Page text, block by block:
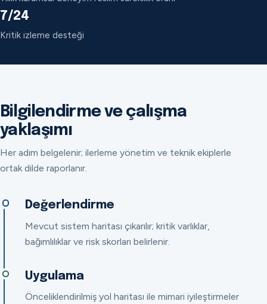
7/24
Kritik izleme desteği
Bilgilendirme ve çalışma
yaklaşımı
Her adım belgelenir; ilerleme yönetim ve teknik ekiplerle
ortak dilde raporlanır.
Değerlendirme
Mevcut sistem haritası çıkarılır; kritik varlıklar,
bağımlılıklar ve risk skorları belirlenir.
Uygulama
Önceliklendirilmiş yol haritası ile mimari iyileştirmeler